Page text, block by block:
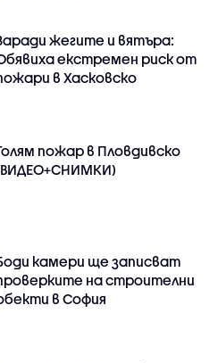
жегите и вятъра:
екстремен риск от
в Хасковско
пожар в Пловдивско
камери ще записват
на строителни
в София